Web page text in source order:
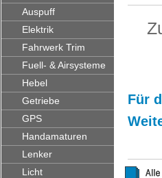
Auspuff
Elektrik
Fahrwerk Trim
Fuell- & Airsysteme
Hebel
Getriebe
GPS
Handamaturen
Lenker
Licht
Für